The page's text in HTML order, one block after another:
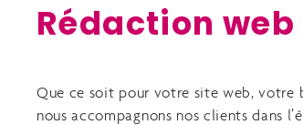
Rédaction web
Que ce soit pour votre site web, votre
nous accompagnons nos clients dans